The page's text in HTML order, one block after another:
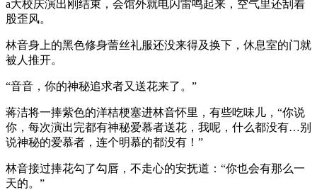
a大校庆演出刚结束，会馆外就电闪雷鸣起来，空气里还刮着
股歪风。
林音身上的黑色修身蕾丝礼服还没来得及换下，休息室的门就
被人推开。
“音音，你的神秘追求者又送花来了。”
蒋洁将一捧紫色的洋桔梗塞进林音怀里，有些吃味儿，“你说
你，每次演出完都有神秘爱慕者送花，我呢，什么都没有…别
说神秘的爱慕者，连个明慕的都没有！”
林音接过捧花勾了勾唇，不走心的安抚道：“你也会有那么一
天的。”